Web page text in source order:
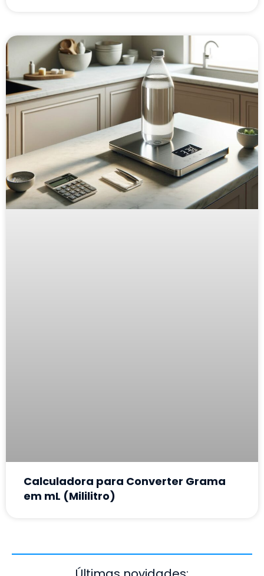
Calculadora para Converter Grama
em mL (Mililitro)